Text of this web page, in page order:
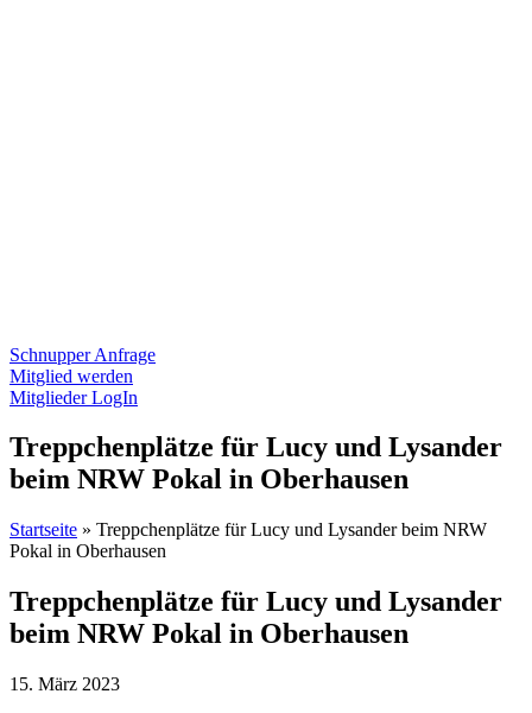
Schnupper Anfrage
Mitglied werden
Mitglieder LogIn
Treppchenplätze für Lucy und Lysander
beim NRW Pokal in Oberhausen
Startseite » Treppchenplätze für Lucy und Lysander beim NRW
Pokal in Oberhausen
Treppchenplätze für Lucy und Lysander
beim NRW Pokal in Oberhausen
15. März 2023